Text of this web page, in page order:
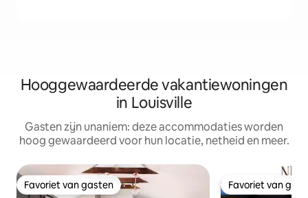
Hooggewaardeerde vakantiewoningen
in Louisville
Gasten zijn unaniem: deze accommodaties worden
hoog gewaardeerd voor hun locatie, netheid en meer.
Favoriet van gasten
Favoriet van gasten Favoriet van
Favoriet van